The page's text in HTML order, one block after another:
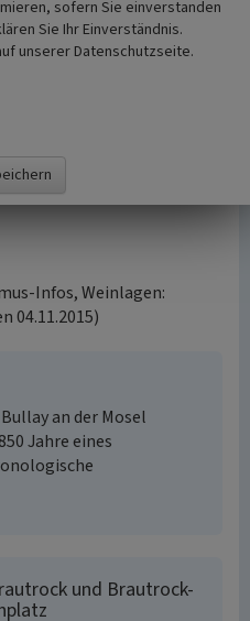
Bullays als
war.
Landau, 2015)
erhalten von Dr. Fritz
Infos, Weinlagen:
04.11.2015)
Bullay an der Mosel
Jahre eines
und Brautrock-
sofern Sie einverstanden
Sie Ihr Einverständnis.
unserer Datenschutzseite.